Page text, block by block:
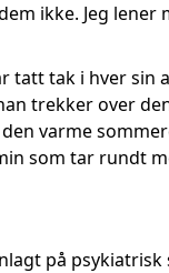
ikke. Jeg
tatt tak i hver sin
trekker over
varme
som tar rundt
på psykiatrisk